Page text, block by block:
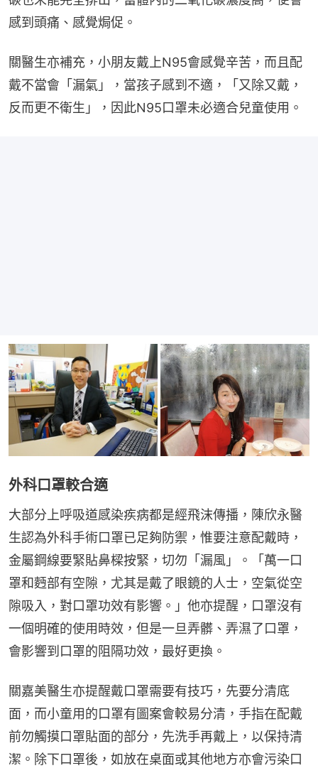
感到頭痛、感覺焗促。
關醫生亦補充，小朋友戴上N95會感覺辛苦，而且配
戴不當會「漏氣」，當孩子感到不適，「又除又戴，
反而更不衛生」，因此N95口罩未必適合兒童使用。
外科口罩較合適
大部分上呼吸道感染疾病都是經飛沫傳播，陳欣永醫
生認為外科手術口罩已足夠防禦，惟要注意配戴時，
金屬鋼線要緊貼鼻樑按緊，切勿「漏風」。「萬一口
罩和麪部有空隙，尤其是戴了眼鏡的人士，空氣從空
隙吸入，對口罩功效有影響。」他亦提醒，口罩沒有
一個明確的使用時效，但是一旦弄髒、弄濕了口罩，
會影響到口罩的阻隔功效，最好更換。
關嘉美醫生亦提醒戴口罩需要有技巧，先要分清底
面，而小童用的口罩有圖案會較易分清，手指在配戴
前勿觸摸口罩貼面的部分，先洗手再戴上，以保持清
潔。除下口罩後，如放在桌面或其他地方亦會污染口